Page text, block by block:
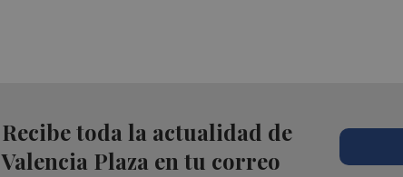
Recibe toda la actualidad de
Valencia Plaza en tu correo